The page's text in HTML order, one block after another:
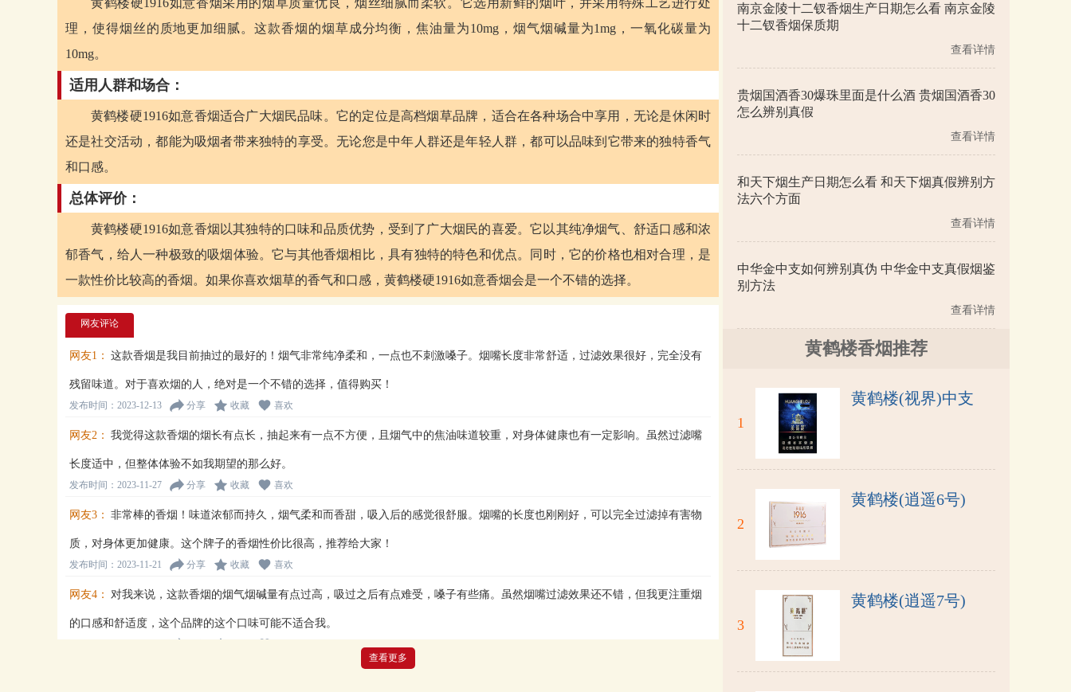
黄鹤楼硬1916如意香烟采用的烟草质量优良，烟丝细腻而柔软。它选用新鲜的烟叶，并采用特殊工艺进行处
理，使得烟丝的质地更加细腻。这款香烟的烟草成分均衡，焦油量为10mg，烟气烟碱量为1mg，一氧化碳量为
10mg。
适用人群和场合：
黄鹤楼硬1916如意香烟适合广大烟民品味。它的定位是高档烟草品牌，适合在各种场合中享用，无论是休闲时
还是社交活动，都能为吸烟者带来独特的享受。无论您是中年人群还是年轻人群，都可以品味到它带来的独特香气
和口感。
总体评价：
黄鹤楼硬1916如意香烟以其独特的口味和品质优势，受到了广大烟民的喜爱。它以其纯净烟气、舒适口感和浓
郁香气，给人一种极致的吸烟体验。它与其他香烟相比，具有独特的特色和优点。同时，它的价格也相对合理，是
一款性价比较高的香烟。如果你喜欢烟草的香气和口感，黄鹤楼硬1916如意香烟会是一个不错的选择。
网友评论
网友1： 这款香烟是我目前抽过的最好的！烟气非常纯净柔和，一点也不刺激嗓子。烟嘴长度非常舒适，过滤效果很好，完全没有
残留味道。对于喜欢烟的人，绝对是一个不错的选择，值得购买！
发布时间：2023-12-13 分享 收藏 喜欢
网友2： 我觉得这款香烟的烟长有点长，抽起来有一点不方便，且烟气中的焦油味道较重，对身体健康也有一定影响。虽然过滤嘴
长度适中，但整体体验不如我期望的那么好。
发布时间：2023-11-27 分享 收藏 喜欢
网友3： 非常棒的香烟！味道浓郁而持久，烟气柔和而香甜，吸入后的感觉很舒服。烟嘴的长度也刚刚好，可以完全过滤掉有害物
质，对身体更加健康。这个牌子的香烟性价比很高，推荐给大家！
发布时间：2023-11-21 分享 收藏 喜欢
网友4： 对我来说，这款香烟的烟气烟碱量有点过高，吸过之后有点难受，嗓子有些痛。虽然烟嘴过滤效果还不错，但我更注重烟
的口感和舒适度，这个品牌的这个口味可能不适合我。
查看更多
南京金陵十二钗香烟生产日期怎么看 南京金陵
十二钗香烟保质期
查看详情
贵烟国酒香30爆珠里面是什么酒 贵烟国酒香30
怎么辨别真假
查看详情
和天下烟生产日期怎么看 和天下烟真假辨别方
法六个方面
查看详情
中华金中支如何辨别真伪 中华金中支真假烟鉴
别方法
查看详情
黄鹤楼香烟推荐
1
黄鹤楼(视界)中支
2
黄鹤楼(逍遥6号)
3
黄鹤楼(逍遥7号)